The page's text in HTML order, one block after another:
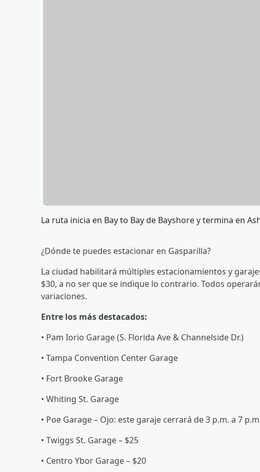
La ruta inicia en Bay to Bay de Bayshore y termina en
¿Dónde te puedes estacionar en Gasparilla?
La ciudad habilitará múltiples estacionamientos y
$30, a no ser que se indique lo contrario. Todos
variaciones.
Entre los más destacados:
• Pam Iorio Garage (S. Florida Ave & Channelside Dr.)
• Tampa Convention Center Garage
• Fort Brooke Garage
• Whiting St. Garage
• Poe Garage – Ojo: este garaje cerrará de 3 p.m. a 7
• Twiggs St. Garage – $25
• Centro Ybor Garage – $20